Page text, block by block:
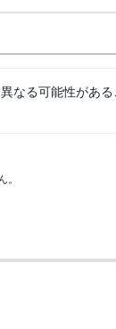
なる可能性があ